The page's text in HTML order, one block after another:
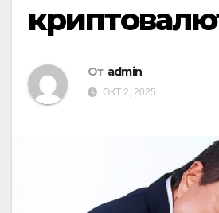
От admin
ОКТ 2, 2025